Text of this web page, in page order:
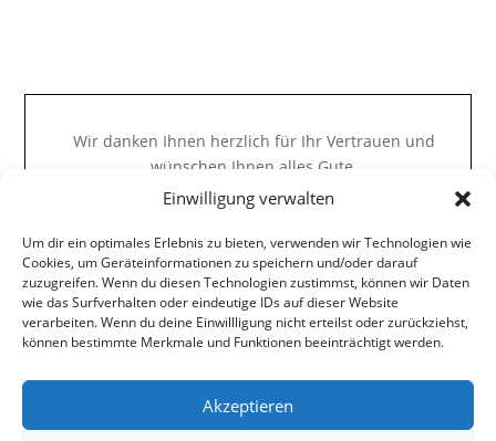
Einwilligung verwalten
Um dir ein optimales Erlebnis zu bieten, verwenden wir Technologien wie
Cookies, um Geräteinformationen zu speichern und/oder darauf
zuzugreifen. Wenn du diesen Technologien zustimmst, können wir Daten
wie das Surfverhalten oder eindeutige IDs auf dieser Website
verarbeiten. Wenn du deine Einwillligung nicht erteilst oder zurückziehst,
können bestimmte Merkmale und Funktionen beeinträchtigt werden.
Akzeptieren
Wir danken Ihnen herzlich für Ihr Vertrauen und
wünschen Ihnen alles Gute.
Ihr Steuerberatung Knaus-Team
→Impressum
→Datenschutzerklärung